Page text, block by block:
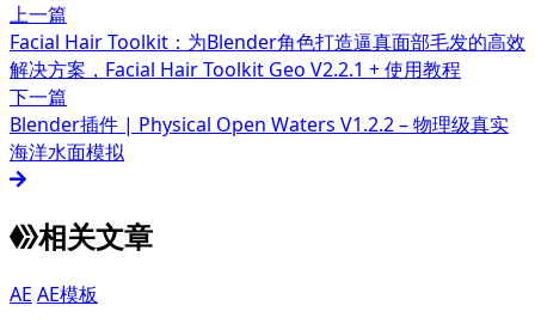
上一篇
Facial Hair Toolkit：为Blender角色打造逼真面部毛发的高效
解决方案，Facial Hair Toolkit Geo V2.2.1 + 使用教程
下一篇
Blender插件 | Physical Open Waters V1.2.2 – 物理级真实
海洋水面模拟
相关文章
AE AE模板